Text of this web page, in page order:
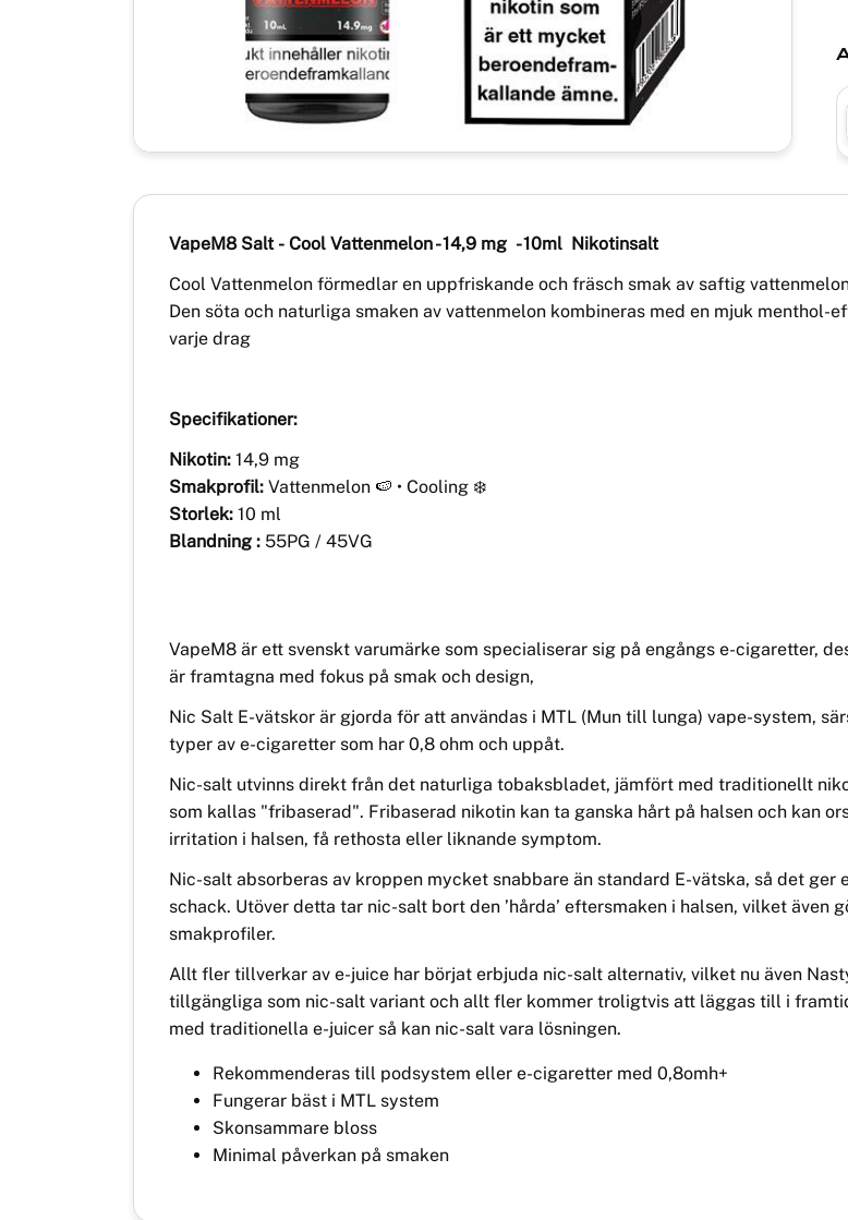
VapeM8 Salt - Cool Vattenmelon- 14,9 mg - 10ml Nikotinsalt
Cool Vattenmelon förmedlar en uppfriskande och fräsch smak av saftig
Den söta och naturliga smaken av vattenmelon kombineras med en mjuk
varje drag
Specifikationer:
Nikotin: 14,9 mg
Smakprofil: Vattenmelon 🍉 • Cooling ❄️
Storlek: 10 ml
Blandning : 55PG / 45VG
VapeM8 är ett svenskt varumärke som specialiserar sig på engångs e-cigaretter,
är framtagna med fokus på smak och design,
Nic Salt E-vätskor är gjorda för att användas i MTL (Mun till lunga) vape-system,
typer av e-cigaretter som har 0,8 ohm och uppåt.
Nic-salt utvinns direkt från det naturliga tobaksbladet, jämfört med traditionellt
som kallas "fribaserad". Fribaserad nikotin kan ta ganska hårt på halsen och kan
irritation i halsen, få rethosta eller liknande symptom.
Nic-salt absorberas av kroppen mycket snabbare än standard E-vätska, så det
schack. Utöver detta tar nic-salt bort den ’hårda’ eftersmaken i halsen, vilket även
smakprofiler.
Allt fler tillverkar av e-juice har börjat erbjuda nic-salt alternativ, vilket nu även
tillgängliga som nic-salt variant och allt fler kommer troligtvis att läggas till i
med traditionella e-juicer så kan nic-salt vara lösningen.
Rekommenderas till podsystem eller e-cigaretter med 0,8omh+
Fungerar bäst i MTL system
Skonsammare bloss
Minimal påverkan på smaken